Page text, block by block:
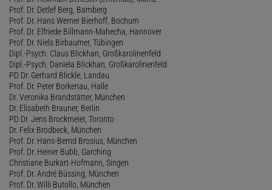
Prof. Dr. Detlef Berg, Bamberg
Prof. Dr. Hans Werner Bierhoff, Bochum
Prof. Dr. Elfriede Billmann-Mahecha, Hannover
Prof. Dr. Niels Birbaumer, Tübingen
Dipl.-Psych. Claus Blickhan, Großkarolinenfeld
Dipl.-Psych. Daniela Blickhan, Großkarolinenfeld
PD Dr. Gerhard Blickle, Landau
Prof. Dr. Peter Borkenau, Halle
Dr. Veronika Brandstätter, München
Dr. Elisabeth Brauner, Berlin
PD Dr. Jens Brockmeier, Toronto
Dr. Felix Brodbeck, München
Prof. Dr. Hans-Bernd Brosius, München
Prof. Dr. Heiner Bubb, Garching
Christiane Burkart-Hofmann, Singen
Prof. Dr. André Büssing, München
Prof. Dr. Willi Butollo, München